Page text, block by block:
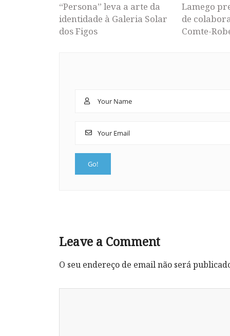
“Persona” leva a arte da
identidade à Galeria Solar
dos Figos
Lamego
de
Comte-
Leave a Comment
O seu endereço de email não será